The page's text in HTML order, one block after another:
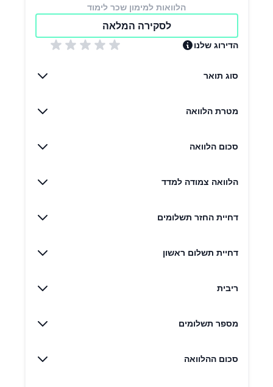
הלוואות למימון שכר לימוד
לסקירה המלאה
הדירוג שלנו
סוג תואר
מטרת הלוואה
סכום הלוואה
הלוואה צמודה למדד
דחיית החזר תשלומים
דחיית תשלום ראשון
ריבית
מספר תשלומים
סכום ההלוואה